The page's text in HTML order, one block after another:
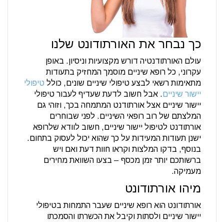
כך נבחר את האורתודונט שלנו
עולם האורתודנטיה דורש מקצועיות וניסיון. באופן
עקרוני, כל רופא שיניים מוסמך המחזיק בתעודות
מתאימות רשאי לבצע טיפולי שיניים שונים, כולל טיפולי
יישור שיניים. אבל חשוב לדעת שעדיף לעבור טיפולי
יישור שיניים אצל אורתודנט המתמחה בכך, וזוהי גם
המלצתם של רוב רופאי השיניים. לפני שבוחרים
אורתודנט לטיפול יישור שיניים, חשוב לוודא שלרופא
ישנן תעודות המעידות על כך שהוא יכול לעסוק בתחום.
בנוסף, בדקו המלצות וקראו חוות דעת ואם ויש
ברשותכם יותר זמן מכסף – בצעו השוואת מחירים
מעמיקה.
מיהו אורתודונט
אורתודונט הוא רופא שיניים שעבר התמחות בטיפולי
יישור שיניים ולסתות וקיבל את הכשרתו והסמכתו